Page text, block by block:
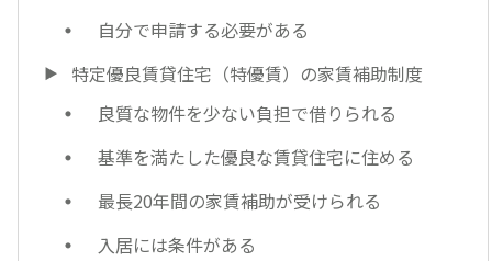
自分で申請する必要がある
特定優良賃貸住宅（特優賃）の家賃補助制度
良質な物件を少ない負担で借りられる
基準を満たした優良な賃貸住宅に住める
最長20年間の家賃補助が受けられる
入居には条件がある